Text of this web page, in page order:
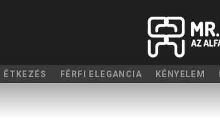
ÉTKEZÉS FÉRFI ELEGANCIA KÉNYELEM